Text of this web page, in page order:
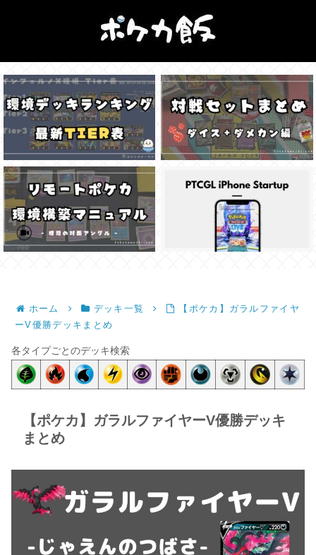
ホーム デッキ一覧
【ポケカ】ガラルファイヤ
ーV優勝デッキまとめ
各タイプごとのデッキ検索
【ポケカ】ガラルファイヤーV優勝デッキ
まとめ